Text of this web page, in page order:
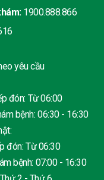
1900.888.866
yêu cầu
Từ 06:00
bệnh: 06:30 - 16:30
Từ 06:30
bệnh: 07:00 - 16:30